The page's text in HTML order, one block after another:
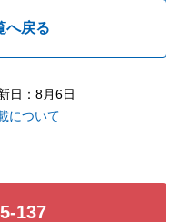
へ戻る
日：8月6日
について
137